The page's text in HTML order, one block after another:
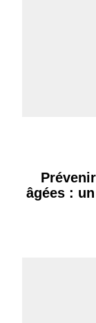
âgées :